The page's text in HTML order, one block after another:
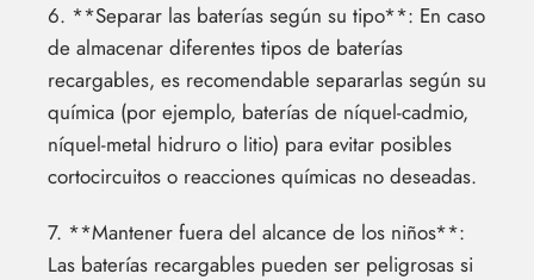
6. **Separar las baterías según su tipo**: En caso
de almacenar diferentes tipos de baterías
recargables, es recomendable separarlas según su
química (por ejemplo, baterías de níquel-cadmio,
níquel-metal hidruro o litio) para evitar posibles
cortocircuitos o reacciones químicas no deseadas.
7. **Mantener fuera del alcance de los niños**:
Las baterías recargables pueden ser peligrosas si